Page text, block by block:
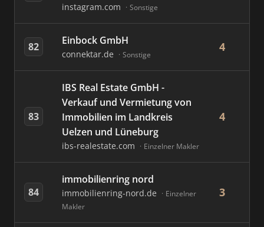
instagram.com Sonstige
82 Einbock GmbH
connektar.de Sonstige
4
83
IBS Real Estate GmbH -
Verkauf und Vermietung von
Immobilien im Landkreis
Uelzen und Lüneburg
ibs-realestate.com Einzelner Makler
4
84
immobilienring nord
immobilienring-nord.de
Einzelner
Makler
3